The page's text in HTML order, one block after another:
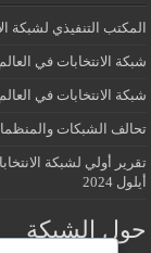
المكتب التنفيذي لشبكة
شبكة الانتخابات في
شبكة الانتخابات في
تحالف الشبكات
تقرير أولي لشبكة
أيلول 2024
حول الشبكة